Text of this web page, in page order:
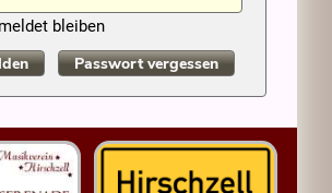
bleiben
Passwort vergessen